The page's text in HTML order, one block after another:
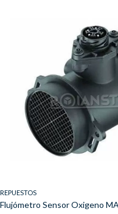
REPUESTOS
Flujómetro Sensor Oxigeno